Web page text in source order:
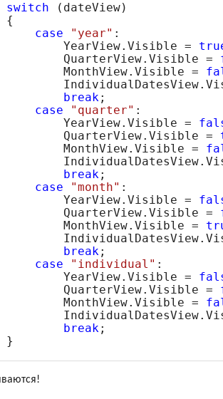
switch (dateView)
{
case
"year" :
YearView.Visible =
QuarterView.Visible =
MonthView.Visible =
break;
case
"quarter" :
YearView.Visible =
QuarterView.Visible =
MonthView.Visible =
break;
case
"month" :
YearView.Visible =
QuarterView.Visible =
MonthView.Visible =
break;
case
"individual" :
YearView.Visible =
QuarterView.Visible =
MonthView.Visible =
break;
}